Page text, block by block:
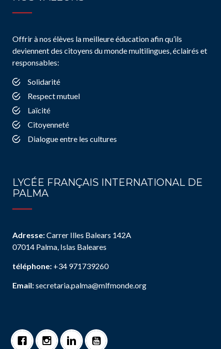
Offrir à nos élèves la meilleure éducation afin qu’ils
deviennent des citoyens du monde multilingues, éclairés et
responsables:
Solidarité
Respect mutuel
Laïcité
Citoyenneté
Dialogue entre les cultures
LYCÉE FRANÇAIS INTERNATIONAL DE
PALMA
Adresse:Carrer Illes Balears 142A
07014 Palma, Islas Baleares
téléphone: +34 971739260
Email:secretaria.palma@mlfmonde.org